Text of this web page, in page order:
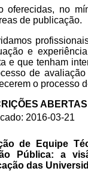
oferecidas, no
de publicação.
e
e que tenham
de
o processo
2016-03-21
de Equipe
Pública: a
das